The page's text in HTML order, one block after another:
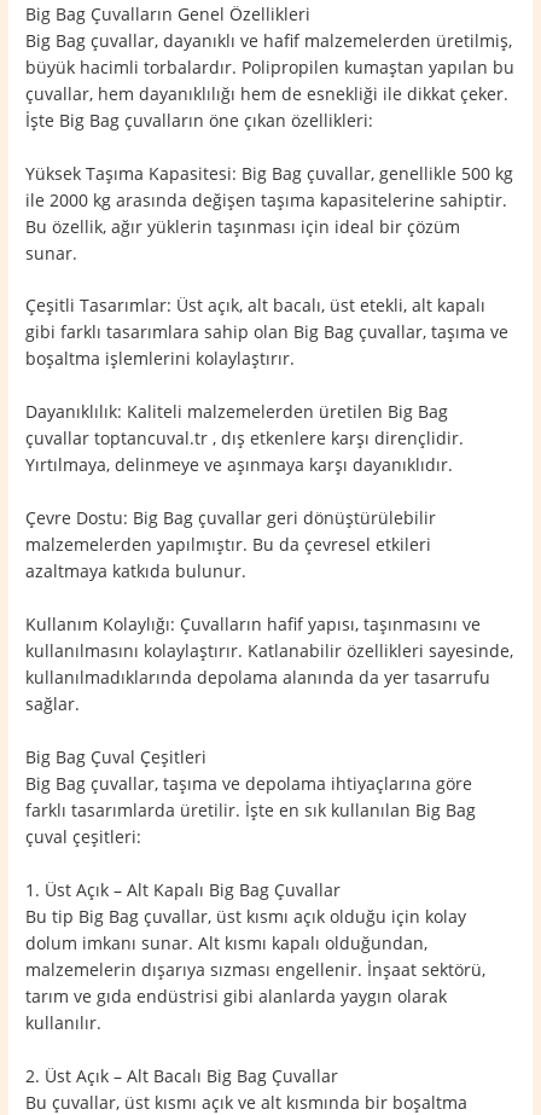
Big Bag Çuvalların Genel Özellikleri
Big Bag çuvallar, dayanıklı ve hafif malzemelerden üretilmiş,
büyük hacimli torbalardır. Polipropilen kumaştan yapılan bu
çuvallar, hem dayanıklılığı hem de esnekliği ile dikkat çeker.
İşte Big Bag çuvalların öne çıkan özellikleri:
Yüksek Taşıma Kapasitesi: Big Bag çuvallar, genellikle 500 kg
ile 2000 kg arasında değişen taşıma kapasitelerine sahiptir.
Bu özellik, ağır yüklerin taşınması için ideal bir çözüm
sunar.
Çeşitli Tasarımlar: Üst açık, alt bacalı, üst etekli, alt kapalı
gibi farklı tasarımlara sahip olan Big Bag çuvallar, taşıma ve
boşaltma işlemlerini kolaylaştırır.
Dayanıklılık: Kaliteli malzemelerden üretilen Big Bag
çuvallar toptancuval.tr , dış etkenlere karşı dirençlidir.
Yırtılmaya, delinmeye ve aşınmaya karşı dayanıklıdır.
Çevre Dostu: Big Bag çuvallar geri dönüştürülebilir
malzemelerden yapılmıştır. Bu da çevresel etkileri
azaltmaya katkıda bulunur.
Kullanım Kolaylığı: Çuvalların hafif yapısı, taşınmasını ve
kullanılmasını kolaylaştırır. Katlanabilir özellikleri sayesinde,
kullanılmadıklarında depolama alanında da yer tasarrufu
sağlar.
Big Bag Çuval Çeşitleri
Big Bag çuvallar, taşıma ve depolama ihtiyaçlarına göre
farklı tasarımlarda üretilir. İşte en sık kullanılan Big Bag
çuval çeşitleri:
1. Üst Açık – Alt Kapalı Big Bag Çuvallar
Bu tip Big Bag çuvallar, üst kısmı açık olduğu için kolay
dolum imkanı sunar. Alt kısmı kapalı olduğundan,
malzemelerin dışarıya sızması engellenir. İnşaat sektörü,
tarım ve gıda endüstrisi gibi alanlarda yaygın olarak
kullanılır.
2. Üst Açık – Alt Bacalı Big Bag Çuvallar
Bu çuvallar, üst kısmı açık ve alt kısmında bir boşaltma